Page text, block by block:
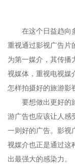
在这个日益趋向
重视通过影视广告片
为第一媒介，其传播
视媒体，重视电视媒
怎样拍摄好的旅游影
要想做出更好的旅
游广告也应该让人感
一则好的广告。影视
视媒介也正是通过这
出最强大的感染力。